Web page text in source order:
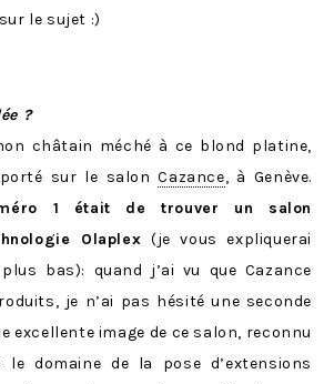
le sujet :)
?
châtain méché à ce blond platine,
porté sur le salonCazance, à Genève.
1 était de trouver un salon
Olaplex (je vous expliquerai
bas): quand j’ai vu que Cazance
je n’ai pas hésité une seconde
excellente image de ce salon, reconnu
le domaine de la pose d’extensions